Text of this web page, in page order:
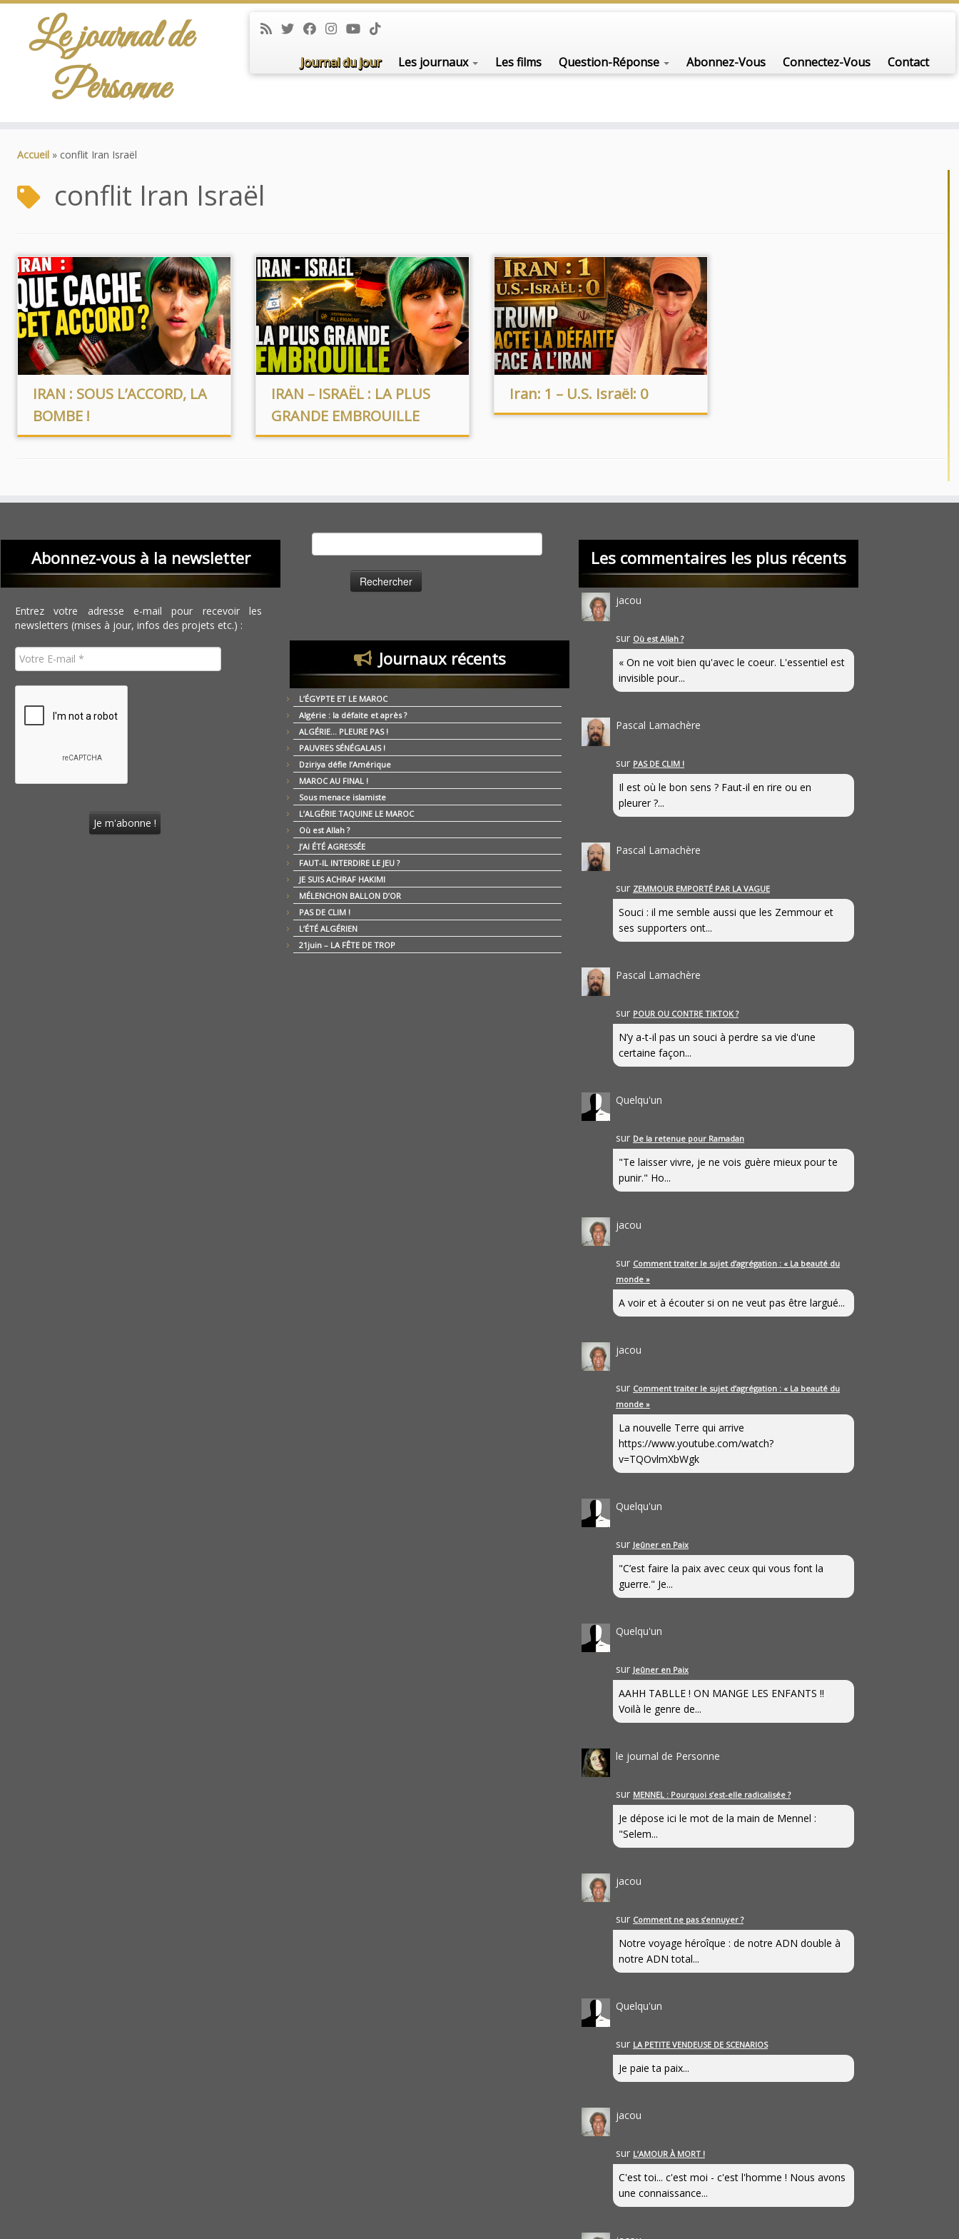
Le journal de
Personne
Journal du jour Les journaux Les films Question-Réponse Abonnez-Vous Connectez-Vous Contact
Accueil » conflit Iran Israël
conflit Iran Israël
IRAN : SOUS L’ACCORD, LA
BOMBE !
IRAN – ISRAËL : LA PLUS
GRANDE EMBROUILLE
Iran: 1 – U.S. Israël: 0
Abonnez-vous à la newsletter
Entrez votre adresse e-mail pour recevoir les
newsletters (mises à jour, infos des projets etc.) :
Journaux récents
L’ÉGYPTE ET LE MAROC
Algérie : la défaite et après ?
ALGÉRIE… PLEURE PAS !
PAUVRES SÉNÉGALAIS !
Dziriya défie l’Amérique
MAROC AU FINAL !
Sous menace islamiste
L’ALGÉRIE TAQUINE LE MAROC
Où est Allah ?
J’AI ÉTÉ AGRESSÉE
FAUT-IL INTERDIRE LE JEU ?
JE SUIS ACHRAF HAKIMI
MÉLENCHON BALLON D’OR
PAS DE CLIM !
L’ÉTÉ ALGÉRIEN
21juin – LA FÊTE DE TROP
Les commentaires les plus récents
jacou
sur Où est Allah ?
« On ne voit bien qu'avec le coeur. L'essentiel est
invisible pour...
Pascal Lamachère
sur PAS DE CLIM !
Il est où le bon sens ? Faut-il en rire ou en
pleurer ?...
Pascal Lamachère
sur ZEMMOUR EMPORTÉ PAR LA VAGUE
Souci : il me semble aussi que les Zemmour et
ses supporters ont...
Pascal Lamachère
sur POUR OU CONTRE TIKTOK ?
N’y a-t-il pas un souci à perdre sa vie d'une
certaine façon...
Quelqu'un
sur De la retenue pour Ramadan
"Te laisser vivre, je ne vois guère mieux pour te
punir." Ho...
jacou
sur Comment traiter le sujet d’agrégation : « La beauté du
monde »
A voir et à écouter si on ne veut pas être largué...
jacou
sur Comment traiter le sujet d’agrégation : « La beauté du
monde »
La nouvelle Terre qui arrive
https://www.youtube.com/watch?
v=TQOvlmXbWgk
Quelqu'un
sur Jeûner en Paix
"C’est faire la paix avec ceux qui vous font la
guerre." Je...
Quelqu'un
sur Jeûner en Paix
AAHH TABLLE ! ON MANGE LES ENFANTS !!
Voilà le genre de...
le journal de Personne
sur MENNEL : Pourquoi s’est-elle radicalisée ?
Je dépose ici le mot de la main de Mennel :
"Selem...
jacou
sur Comment ne pas s’ennuyer ?
Notre voyage héroîque : de notre ADN double à
notre ADN total...
Quelqu'un
sur LA PETITE VENDEUSE DE SCENARIOS
Je paie ta paix...
jacou
sur L’AMOUR À MORT !
C'est toi... c'est moi - c'est l'homme ! Nous avons
une connaissance...